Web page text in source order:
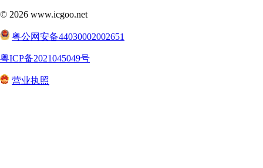
© 2026 www.icgoo.net
粤公网安备44030002002651
粤ICP备2021045049号
营业执照